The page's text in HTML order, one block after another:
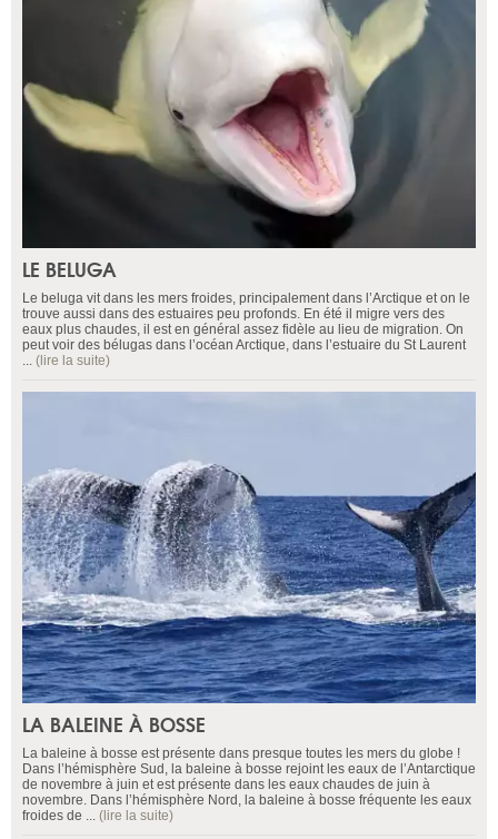
LE BELUGA
Le beluga vit dans les mers froides, principalement dans l’Arctique et on le
trouve aussi dans des estuaires peu profonds. En été il migre vers des
eaux plus chaudes, il est en général assez fidèle au lieu de migration. On
peut voir des bélugas dans l’océan Arctique, dans l’estuaire du St Laurent
... (lire la suite)
LA BALEINE À BOSSE
La baleine à bosse est présente dans presque toutes les mers du globe !
Dans l’hémisphère Sud, la baleine à bosse rejoint les eaux de l’Antarctique
de novembre à juin et est présente dans les eaux chaudes de juin à
novembre. Dans l’hémisphère Nord, la baleine à bosse fréquente les eaux
froides de ... (lire la suite)